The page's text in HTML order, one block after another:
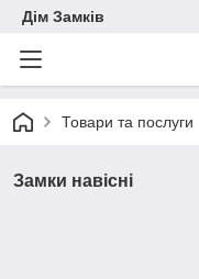
Дім Замків
Товари та послуги
Замки навісні